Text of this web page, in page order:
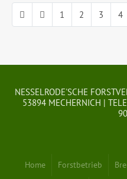
1 2 3 4
NESSELRODE'SCHE
53894 MECHERNICH |
Home Forstbetrieb